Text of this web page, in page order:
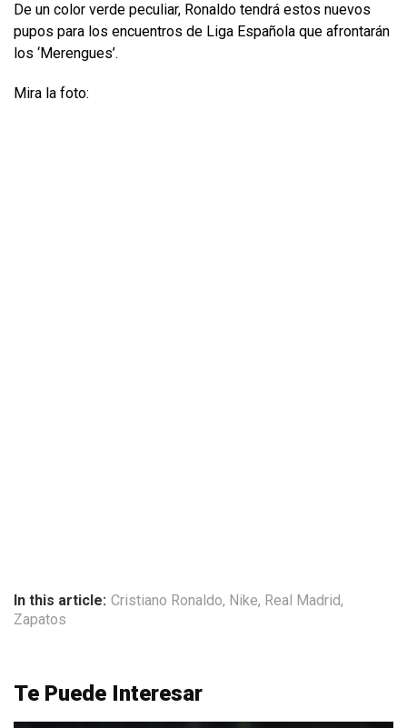
De un color verde peculiar, Ronaldo tendrá estos nuevos
pupos para los encuentros de Liga Española que afrontarán
los ‘Merengues’.
Mira la foto:
In this article: Cristiano Ronaldo, Nike, Real Madrid,
Zapatos
Te Puede Interesar